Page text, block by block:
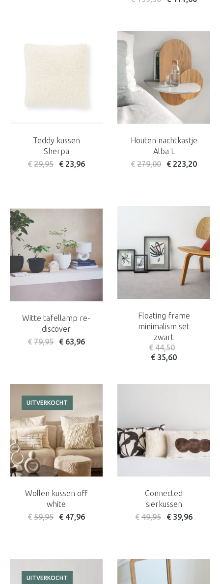
Teddy kussen
Sherpa
€ 29,95 € 23,96
Houten nachtkastje
Alba L
€ 279,00 € 223,20
Witte tafellamp re-
discover
€ 79,95 € 63,96
Floating frame
minimalism set
zwart
€ 44,50
€ 35,60
UITVERKOCHT
Wollen kussen off
white
€ 59,95 € 47,96
Connected
sierkussen
€ 49,95 € 39,96
UITVERKOCHT